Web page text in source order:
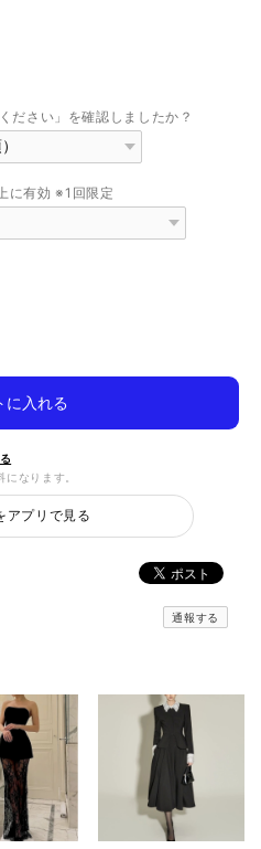
ださい」を確認しましたか？
に有効 ※1回限定
に入れる
なります。
アプリで見る
通報する